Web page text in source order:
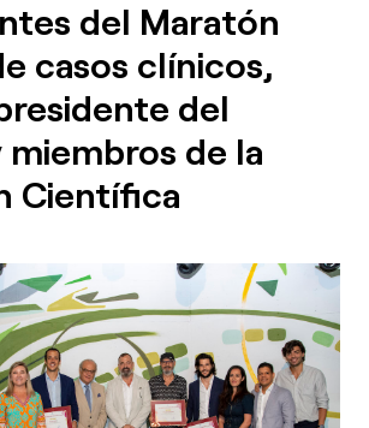
del Maratón
casos clínicos,
del
miembros de la
Científica